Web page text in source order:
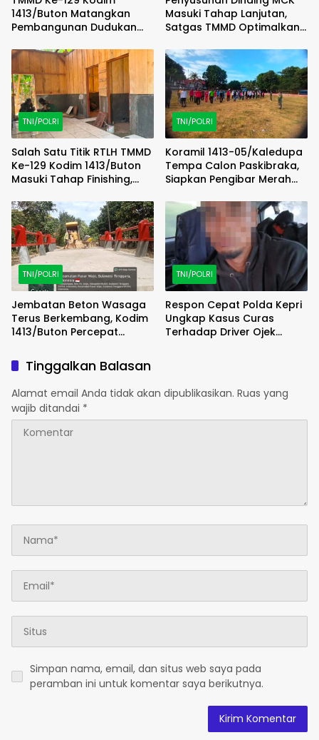
1413/Buton Matangkan
Pembangunan Dudukan
Kualitas Air Bersih
Masuki Tahap Lanjutan,
Satgas TMMD Optimalkan
TNI/POLRI
Salah Satu Titik RTLH TMMD
Ke-129 Kodim 1413/Buton
Masuki Tahap Finishing,
Nyata
TNI/POLRI
Koramil 1413-05/Kaledupa
Tempa Calon Paskibraka,
Siapkan Pengibar Merah
Disiplin
TNI/POLRI
Jembatan Beton Wasaga
Terus Berkembang, Kodim
1413/Buton Percepat
TNI/POLRI
Respon Cepat Polda Kepri
Ungkap Kasus Curas
Terhadap Driver Ojek
Tinggalkan Balasan
Alamat email Anda tidak akan dipublikasikan. Ruas yang
wajib ditandai *
Simpan nama, email, dan situs web saya pada
peramban ini untuk komentar saya berikutnya.